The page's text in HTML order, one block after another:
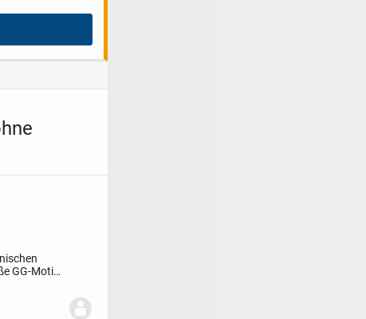
GG-Motiv